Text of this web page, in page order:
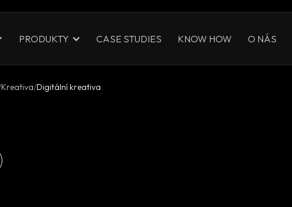
PRODUKTY CASE STUDIES KNOW HOW O NÁS
Kreativa Digitální kreativa